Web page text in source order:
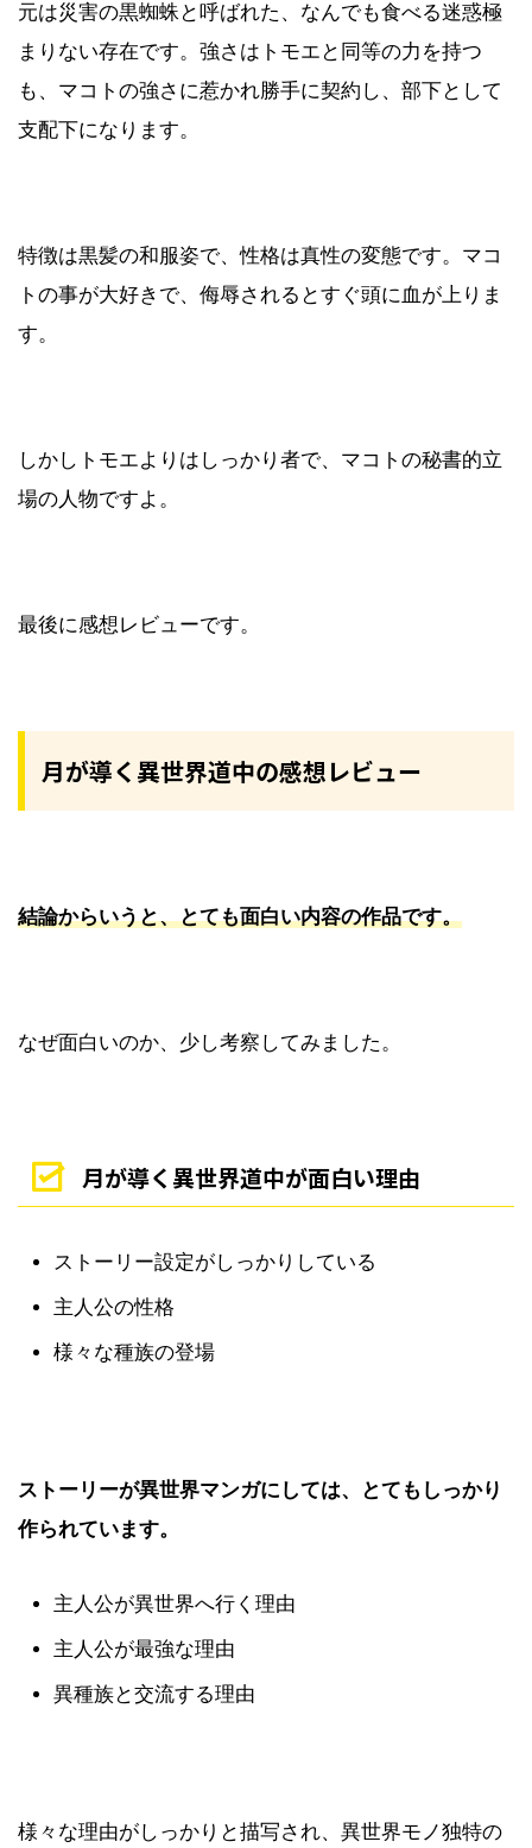
元は災害の黒蜘蛛と呼ばれた、なんでも食べる迷惑極
まりない存在です。強さはトモエと同等の力を持つ
も、マコトの強さに惹かれ勝手に契約し、部下として
支配下になります。
特徴は黒髪の和服姿で、性格は真性の変態です。マコ
トの事が大好きで、侮辱されるとすぐ頭に血が上りま
す。
しかしトモエよりはしっかり者で、マコトの秘書的立
場の人物ですよ。
最後に感想レビューです。
月が導く異世界道中の感想レビュー
結論からいうと、とても面白い内容の作品です。
なぜ面白いのか、少し考察してみました。
月が導く異世界道中が面白い理由
ストーリー設定がしっかりしている
主人公の性格
様々な種族の登場
ストーリーが異世界マンガにしては、とてもしっかり
作られています。
主人公が異世界へ行く理由
主人公が最強な理由
異種族と交流する理由
様々な理由がしっかりと描写され、異世界モノ独特の